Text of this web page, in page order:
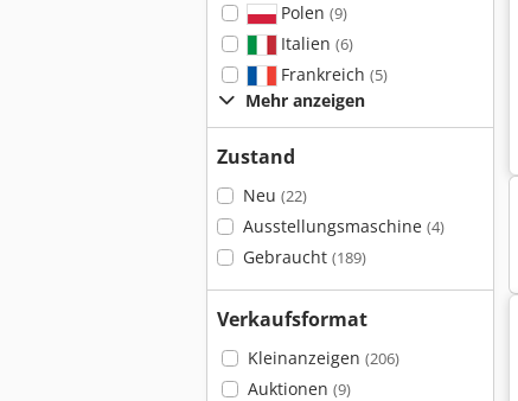
Polen (9)
Italien (6)
Frankreich (5)
Mehr anzeigen
Zustand
Neu (22)
Ausstellungsmaschine (4)
Gebraucht (189)
Verkaufsformat
Kleinanzeigen (206)
Auktionen (9)
Weber Srx 65